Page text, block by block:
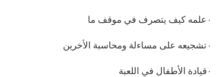
· علمه كيف يتصرف في موقف ما
· تشجيعه على مساءلة ومحاسبة الأخرين
· قيادة الأطفال في اللعبة